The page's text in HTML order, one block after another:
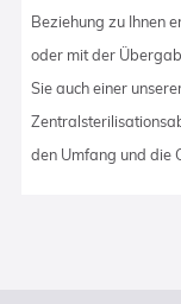
Beziehung zu Ihnen
oder mit der
Sie auch einer
den Umfang und die